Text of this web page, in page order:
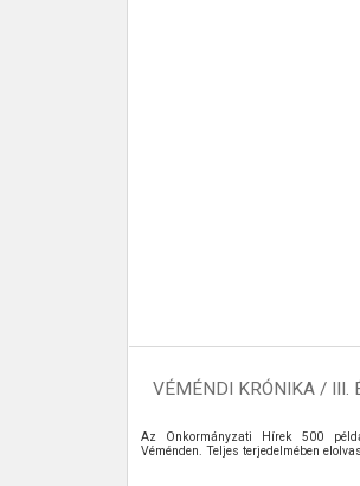
VÉMÉNDI KRÓNIKA / III.
Az Önkormányzati Hírek 500
Véménden. Teljes terjedelmében